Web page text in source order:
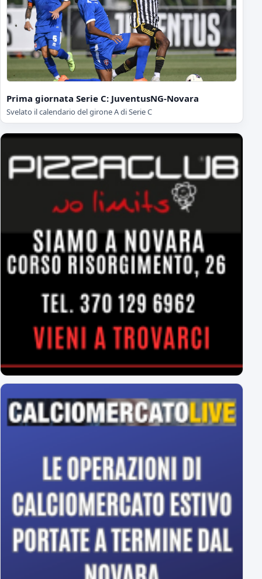
Prima giornata Serie C: JuventusNG-Novara
Svelato il calendario del girone A di Serie C